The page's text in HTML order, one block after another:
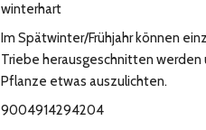
winterhart
Im Spätwinter/Frühjahr können
Triebe herausgeschnitten werden
Pflanze etwas auszulichten.
9004914294204